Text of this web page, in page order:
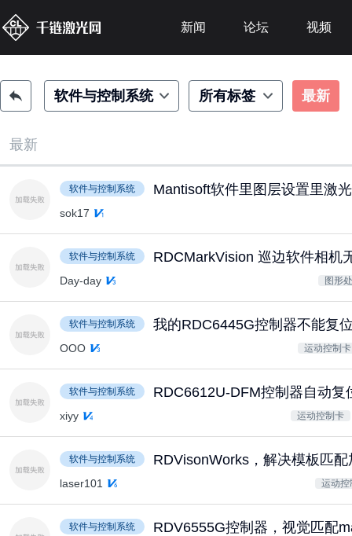
新闻 论坛 视频
软件与控制系统 所有标签 最新
最新
软件与控制系统 Mantisoft软件里图层设置里激
sok17
软件与控制系统 RDCMarkVision 巡边软件相机
Day-day 图形
软件与控制系统 我的RDC6445G控制器不能复
OOO 运动控制卡
软件与控制系统 RDC6612U-DFM控制器自动复
xiyy 运动控制卡
软件与控制系统 RDVisonWorks，解决模板匹
laser101 运动控
软件与控制系统 RDV6555G控制器，视觉匹配